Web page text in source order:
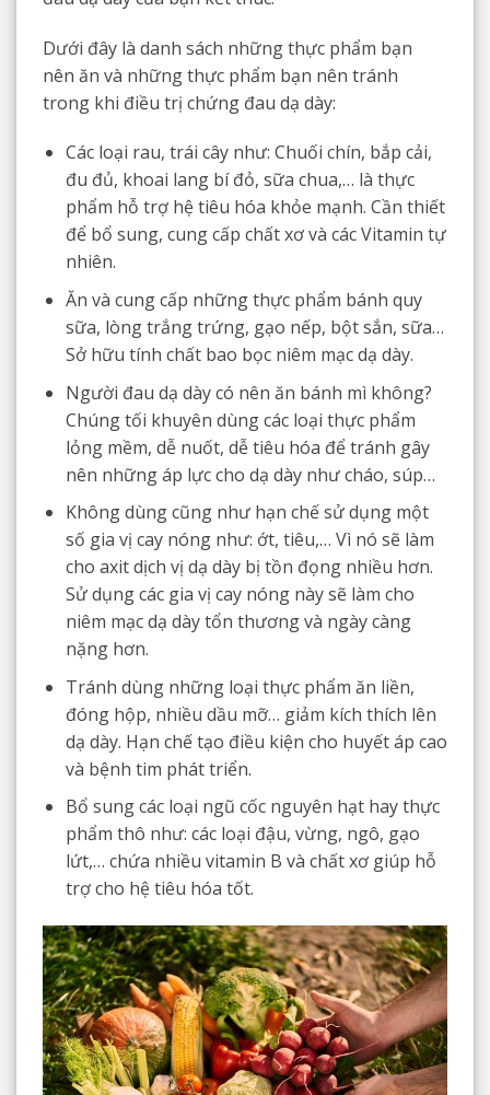
Dưới đây là danh sách những thực phẩm bạn
nên ăn và những thực phẩm bạn nên tránh
trong khi điều trị chứng đau dạ dày:
Các loại rau, trái cây như: Chuối chín, bắp cải,
đu đủ, khoai lang bí đỏ, sữa chua,… là thực
phẩm hỗ trợ hệ tiêu hóa khỏe mạnh. Cần thiết
để bổ sung, cung cấp chất xơ và các Vitamin tự
nhiên.
Ăn và cung cấp những thực phẩm bánh quy
sữa, lòng trắng trứng, gạo nếp, bột sắn, sữa…
Sở hữu tính chất bao bọc niêm mạc dạ dày.
Người đau dạ dày có nên ăn bánh mì không?
Chúng tối khuyên dùng các loại thực phẩm
lỏng mềm, dễ nuốt, dễ tiêu hóa để tránh gây
nên những áp lực cho dạ dày như cháo, súp…
Không dùng cũng như hạn chế sử dụng một
số gia vị cay nóng như: ớt, tiêu,… Vì nó sẽ làm
cho axit dịch vị dạ dày bị tồn đọng nhiều hơn.
Sử dụng các gia vị cay nóng này sẽ làm cho
niêm mạc dạ dày tổn thương và ngày càng
nặng hơn.
Tránh dùng những loại thực phẩm ăn liền,
đóng hộp, nhiều dầu mỡ… giảm kích thích lên
dạ dày. Hạn chế tạo điều kiện cho huyết áp cao
và bệnh tim phát triển.
Bổ sung các loại ngũ cốc nguyên hạt hay thực
phẩm thô như: các loại đậu, vừng, ngô, gạo
lứt,… chứa nhiều vitamin B và chất xơ giúp hỗ
trợ cho hệ tiêu hóa tốt.